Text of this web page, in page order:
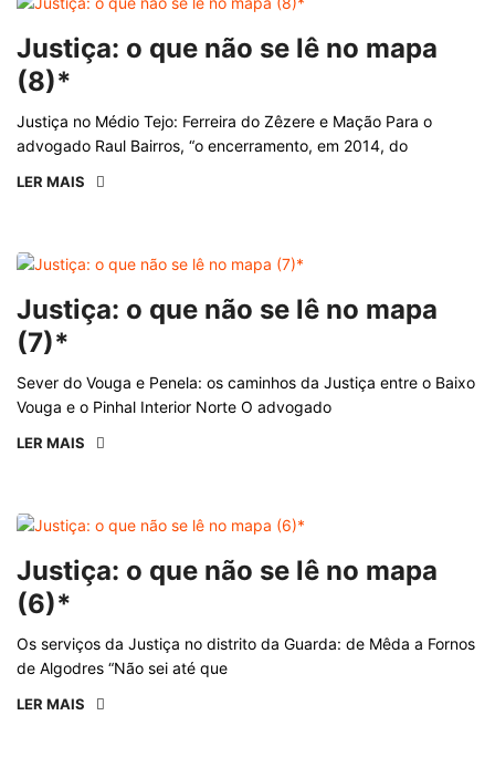
Justiça: o que não se lê no mapa
(8)*
Justiça no Médio Tejo: Ferreira do Zêzere e Mação Para o
advogado Raul Bairros, “o encerramento, em 2014, do
LER MAIS
Justiça: o que não se lê no mapa
(7)*
Sever do Vouga e Penela: os caminhos da Justiça entre o Baixo
Vouga e o Pinhal Interior Norte O advogado
LER MAIS
Justiça: o que não se lê no mapa
(6)*
Os serviços da Justiça no distrito da Guarda: de Mêda a Fornos
de Algodres “Não sei até que
LER MAIS